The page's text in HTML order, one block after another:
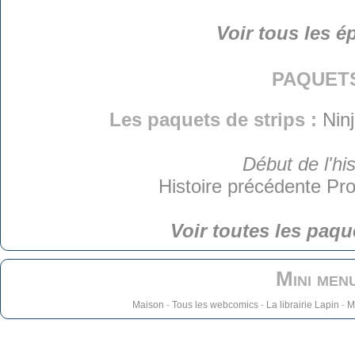
Voir tous les
Les paquets de strips :
Début de
Histoire précédente
Voir toutes les
Mini
Maison - Tous les webcomics- La librairie Lapin -